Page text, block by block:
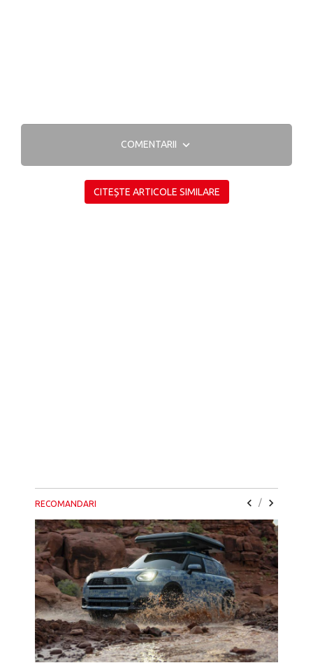
COMENTARII
CITEȘTE ARTICOLE SIMILARE
RECOMANDARI /